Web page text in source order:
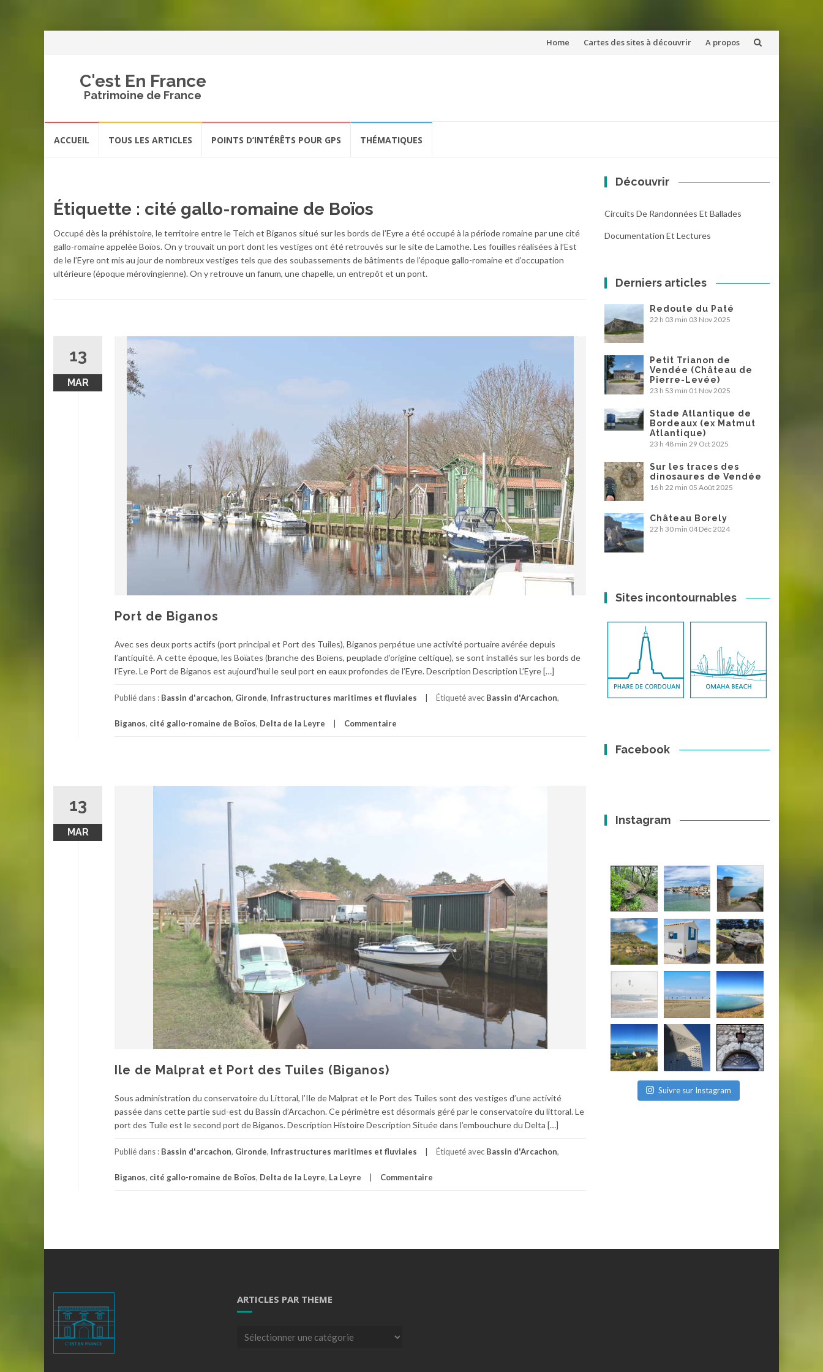
Aller
Home Cartes des sites à découvrir A propos
C'est En France
Patrimoine de France
ACCUEIL TOUS LES ARTICLES POINTS D’INTÉRÊTS POUR GPS THÉMATIQUES
Étiquette : cité gallo-romaine de Boïos
Occupé dès la préhistoire, le territoire entre le Teich et Biganos situé sur les bords de l’Eyre a été occupé à la période romaine par une cité
gallo-romaine appelée Boïos. On y trouvait un port dont les vestiges ont été retrouvés sur le site de Lamothe. Les fouilles réalisées à l’Est
de le l’Eyre ont mis au jour de nombreux vestiges tels que des soubassements de bâtiments de l’époque gallo-romaine et d’occupation
ultérieure (époque mérovingienne). On y retrouve un fanum, une chapelle, un entrepôt et un pont.
13
MAR
Port de Biganos
Avec ses deux ports actifs (port principal et Port des Tuiles), Biganos perpétue une activité portuaire avérée depuis
l’antiquité. A cette époque, les Boïates (branche des Boïens, peuplade d’origine celtique), se sont installés sur les bords de
l’Eyre. Le Port de Biganos est aujourd’hui le seul port en eaux profondes de l’Eyre. Description Description L’Eyre […]
Publié dans : Bassin d'arcachon, Gironde, Infrastructures maritimes et fluviales Étiqueté avec Bassin d'Arcachon,
Biganos, cité gallo-romaine de Boïos, Delta de la Leyre Commentaire
13
MAR
Ile de Malprat et Port des Tuiles (Biganos)
Sous administration du conservatoire du Littoral, l’Ile de Malprat et le Port des Tuiles sont des vestiges d’une activité
passée dans cette partie sud-est du Bassin d’Arcachon. Ce périmètre est désormais géré par le conservatoire du littoral. Le
port des Tuile est le second port de Biganos. Description Histoire Description Située dans l’embouchure du Delta […]
Publié dans : Bassin d'arcachon, Gironde, Infrastructures maritimes et fluviales Étiqueté avec Bassin d'Arcachon,
Biganos, cité gallo-romaine de Boïos, Delta de la Leyre, La Leyre Commentaire
Découvrir
Circuits De Randonnées Et Ballades
Documentation Et Lectures
Derniers articles
Redoute du Paté
22 h 03 min 03 Nov 2025
Petit Trianon de
Vendée (Château de
Pierre-Levée)
23 h 53 min 01 Nov 2025
Stade Atlantique de
Bordeaux (ex Matmut
Atlantique)
23 h 48 min 29 Oct 2025
Sur les traces des
dinosaures de Vendée
16 h 22 min 05 Août 2025
Château Borely
22 h 30 min 04 Déc 2024
Sites incontournables
Facebook
Instagram
Suivre sur Instagram
ARTICLES PAR THEME
Articles